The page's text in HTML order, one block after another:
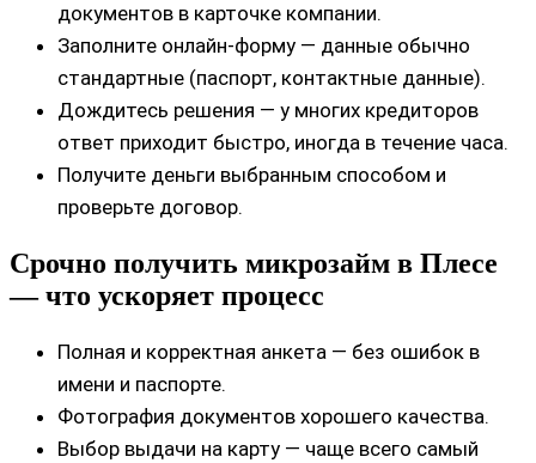
документов в карточке компании.
Заполните онлайн-форму — данные обычно
стандартные (паспорт, контактные данные).
Дождитесь решения — у многих кредиторов
ответ приходит быстро, иногда в течение часа.
Получите деньги выбранным способом и
проверьте договор.
Срочно получить микрозайм в Плесе
— что ускоряет процесс
Полная и корректная анкета — без ошибок в
имени и паспорте.
Фотография документов хорошего качества.
Выбор выдачи на карту — чаще всего самый